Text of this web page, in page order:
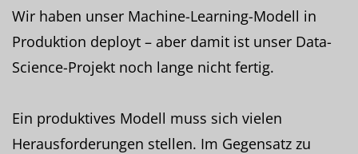
Wir haben unser Machine-Learning-Modell in
Produktion deployt – aber damit ist unser Data-
Science-Projekt noch lange nicht fertig.
Ein produktives Modell muss sich vielen
Herausforderungen stellen. Im Gegensatz zu